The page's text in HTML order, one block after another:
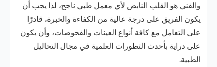
والفني هو القلب النابض لأي معمل طبي ناجح، لذا يجب أن
يكون الفريق على درجة عالية من الكفاءة والخبرة، قادرًا
على التعامل مع كافة أنواع العينات والفحوصات، وأن يكون
على دراية بأحدث التطورات العلمية في مجال التحاليل
الطبية.